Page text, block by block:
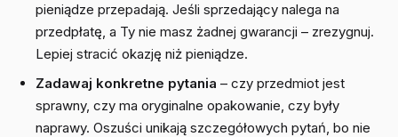
pieniądze przepadają. Jeśli sprzedający nalega na
przedpłatę, a Ty nie masz żadnej gwarancji – zrezygnuj.
Lepiej stracić okazję niż pieniądze.
Zadawaj konkretne pytania – czy przedmiot jest
sprawny, czy ma oryginalne opakowanie, czy były
naprawy. Oszuści unikają szczegółowych pytań, bo nie